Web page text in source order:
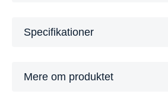
Specifikationer
Mere om produktet